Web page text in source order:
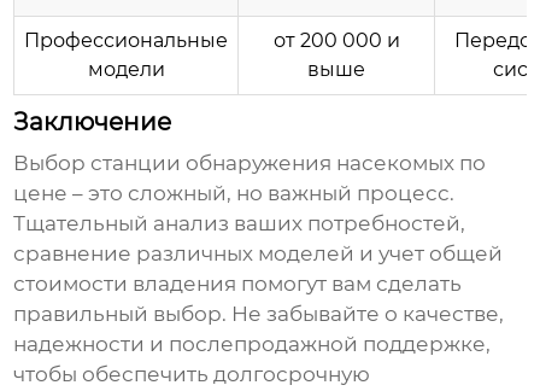
Профессиональные
модели
от 200 000 и
выше
Заключение
Выбор станции обнаружения насекомых по
цене – это сложный, но важный процесс.
Тщательный анализ ваших потребностей,
сравнение различных моделей и учет общей
стоимости владения помогут вам сделать
правильный выбор. Не забывайте о качестве,
надежности и послепродажной поддержке,
чтобы обеспечить долгосрочную